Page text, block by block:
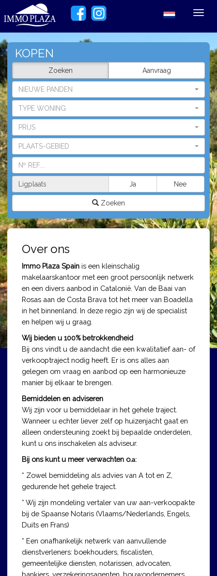
KOPEN
Zoeken Aanvraag
NIEUWE PANDEN
TYPE WONING
PRIJS
PLAATS-GEBIED
Ligplaats Ja Nee
Zoeken
Over ons
Immo Plaza Spain is een kleinschalig
makelaarskantoor met een groot persoonlijk netwerk
en een divers aanbod in Catalonië. Van de Baai van
Rosas aan de Costa Brava tot het meer van Boadella
in het binnenland. In deze regio zijn wij de specialist
en helpen wij u graag.
Wij bieden u 100% betrokkendheid
Bij ons vindt u de aandacht die een kwalitatief aan- of
verkooptraject nodig heeft. Er is ons alles aan
gelegen om vraag en aanbod op een harmonieuze
manier bij elkaar te brengen.
Bemiddelen en adviseren
Wij zijn voor u bemiddelaar in het gehele traject.
Wanneer u echter liever zelf op huizenjacht gaat en
alleen ondersteuning zoekt bij bepaalde onderdelen,
kunt u ons inschakelen als adviseur.
Bij ons kunt u meer verwachten o.a:
* Zowel bemiddeling als advies van A tot en Z,
gedurende het gehele traject.
* Wij zijn mondeling vertaler van uw aan-verkoopakte
bij de Spaanse Notaris (Vlaams/Nederlands, Engels,
Duits en Frans)
* Een onafhankelijk netwerk van aanvullende
dienstverleners: boekhouders, fiscalisten,
gemeentelijke diensten, notarissen, advocaten,
bankiers, verzekeringsagenten, bouwondernemers,